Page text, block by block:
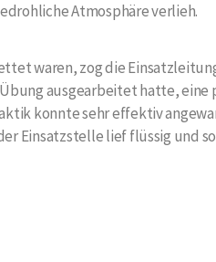
Atmosphäre verlieh.
waren, zog die
ausgearbeitet hatte, eine
konnte sehr effektiv
Einsatzstelle lief flüssig und